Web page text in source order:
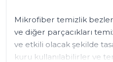
Mikrofiber temizlik
ve diğer parçacıkları
ve etkili olacak şekilde
kuru kullanılabilirler ve